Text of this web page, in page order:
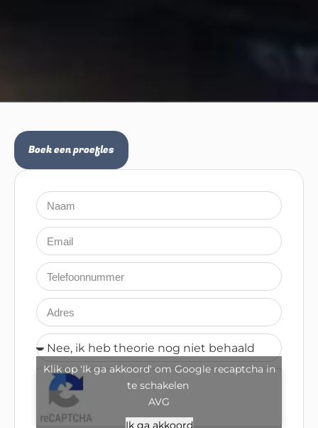
Boek een proefles
Klik op 'Ik ga akkoord' om Google recaptcha in
te schakelen
AVG
Ik ga akkoord